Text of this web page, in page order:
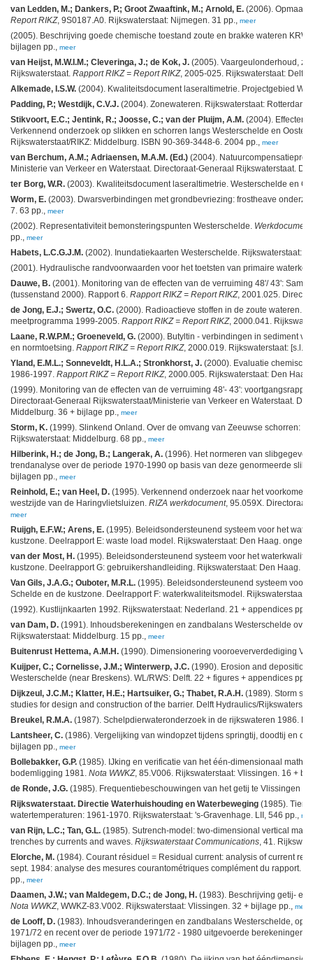
van Ledden, M.; Dankers, P.; Groot Zwaaftink, M.; Arnold, E. (2006).
Report RIKZ, 9S0187.A0. Rijkswaterstaat: Nijmegen. 31 pp., meer
(2005). Beschrijving goede chemische toestand zoute en brakke wateren KRW.
bijlagen pp., meer
van Heijst, M.W.I.M.; Cleveringa, J.; de Kok, J. (2005). Vaargeulonderhoud,
Rijkswaterstaat. Rapport RIKZ = Report RIKZ, 2005-025. Rijkswaterstaat:
Alkemade, I.S.W. (2004). Kwaliteitsdocument laseraltimetrie. Projectgebied
Padding, P.; Westdijk, C.V.J. (2004). Zonewateren. Rijkswaterstaat: Rotterdam.
Stikvoort, E.C.; Jentink, R.; Joosse, C.; van der Pluijm, A.M. (2004). Effecten
Verkennend onderzoek op slikken en schorren langs Westerschelde en
Rijkswaterstaat/RIKZ: Middelburg. ISBN 90-369-3448-6. 2004 pp., meer
van Berchum, A.M.; Adriaensen, M.A.M. (Ed.) (2004).
Ministerie van Verkeer en Waterstaat. Directoraat-Generaal Rijkswaterstaat.
ter Borg, W.R. (2003). Kwaliteitsdocument laseraltimetrie. Westerschelde en
Worm, E. (2003). Dwarsverbindingen met grondbevriezing: frostheave
7. 63 pp., meer
(2002). Representativiteit bemonsteringspunten Westerschelde. Werkdocument
pp., meer
Habets, L.C.G.J.M. (2002). Inundatiekaarten Westerschelde. Rijkswaterstaat:
(2001). Hydraulische randvoorwaarden voor het toetsten van primaire
Dauwe, B. (2001). Monitoring van de effecten van de verruiming 48'/ 43':
(tussenstand 2000). Rapport 6. Rapport RIKZ = Report RIKZ, 2001.025.
de Jong, E.J.; Swertz, O.C. (2000). Radioactieve stoffen in de zoute wateren.
meetprogramma 1999-2005. Rapport RIKZ = Report RIKZ, 2000.041.
Laane, R.W.P.M.; Groeneveld, G. (2000). Butyltin - verbindingen in sediment
en normtoetsing. Rapport RIKZ = Report RIKZ, 2000.019. Rijkswaterstaat: [s.l.].
Yland, E.M.L.; Sonneveldt, H.L.A.; Stronkhorst, J. (2000). Evaluatie
1986-1997. Rapport RIKZ = Report RIKZ, 2000.005. Rijkswaterstaat: Den
(1999). Monitoring van de effecten van de verruiming 48'- 43':
Directoraat-Generaal Rijkswaterstaat/Ministerie van Verkeer en Waterstaat.
Middelburg. 36 + bijlage pp., meer
Storm, K. (1999). Slinkend Onland. Over de omvang van Zeeuwse schorren:
Rijkswaterstaat: Middelburg. 68 pp., meer
Hilberink, H.; de Jong, B.; Langerak, A. (1996). Het normeren van
trendanalyse over de periode 1970-1990 op basis van deze genormeerde
bijlagen pp., meer
Reinhold, E.; van Heel, D. (1995). Verkennend onderzoek naar het
westzijde van de Haringvlietsluizen. RIZA werkdocument, 95.059X.
meer
Ruijgh, E.F.W.; Arens, E. (1995). Beleidsondersteunend systeem voor het
kustzone. Deelrapport E: waste load model. Rijkswaterstaat: Den Haag. ongep.
van der Most, H. (1995). Beleidsondersteunend systeem voor het
kustzone. Deelrapport G: gebruikershandleiding. Rijkswaterstaat: Den Haag.
Van Gils, J.A.G.; Ouboter, M.R.L. (1995). Beleidsondersteunend systeem voor
Schelde en de kustzone. Deelrapport F: waterkwaliteitsmodel. Rijkswaterstaat:
(1992). Kustlijnkaarten 1992. Rijkswaterstaat: Nederland. 21 + appendices pp.,
van Dam, D. (1991). Inhoudsberekeningen en zandbalans Westerschelde
Rijkswaterstaat: Middelburg. 15 pp., meer
Buitenrust Hettema, A.M.H. (1990). Dimensionering vooroeververdediging
Kuijper, C.; Cornelisse, J.M.; Winterwerp, J.C. (1990). Erosion and deposition
Westerschelde (near Breskens). WL/RWS: Delft. 22 + figures + appendices pp.,
Dijkzeul, J.C.M.; Klatter, H.E.; Hartsuiker, G.; Thabet, R.A.H. (1989). Storm
studies for design and construction of the barrier. Delft Hydraulics/
Breukel, R.M.A. (1987). Schelpdierwateronderzoek in de rijkswateren 1986.
Lantsheer, C. (1986). Vergelijking van windopzet tijdens springtij, doodtij en
bijlagen pp., meer
Bollebakker, G.P. (1985). IJking en verificatie van het één-dimensionaal
bodemligging 1981. Nota WWKZ, 85.V006. Rijkswaterstaat: Vlissingen. 16 +
de Ronde, J.G. (1985). Frequentiebeschouwingen van het getij te Vlissingen
Rijkswaterstaat. Directie Waterhuishouding en Waterbeweging (1985).
watertemperaturen: 1961-1970. Rijkswaterstaat: 's-Gravenhage. LII, 546 pp.,
van Rijn, L.C.; Tan, G.L. (1985). Sutrench-model: two-dimensional vertical
trenches by currents and waves. Rijkswaterstaat Communications, 41.
Elorche, M. (1984). Courant résiduel = Residual current: analysis of current
sept. 1984: analyse des mesures courantométriques complément du rapport.
pp., meer
Daamen, J.W.; van Maldegem, D.C.; de Jong, H. (1983). Beschrijving getij- en
Nota WWKZ, WWKZ-83.V002. Rijkswaterstaat: Vlissingen. 32 + bijlage pp., meer
de Looff, D. (1983). Inhoudsveranderingen en zandbalans Westerschelde, op
1971/72 en recent over de periode 1971/72 - 1980 uitgevoerde berekeningen.
bijlagen pp., meer